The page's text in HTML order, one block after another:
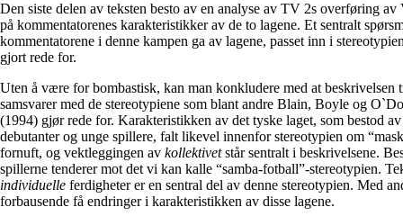
Den siste delen av teksten besto av en analyse av TV 2s overføring
på kommentatorenes karakteristikker av de to lagene. Et sentralt
kommentatorene i denne kampen ga av lagene, passet inn i
gjort rede for.
Uten å være for bombastisk, kan man konkludere med at beskrivelsen
samsvarer med de stereotypiene som blant andre Blain, Boyle og
(1994) gjør rede for. Karakteristikken av det tyske laget, som bestod
debutanter og unge spillere, falt likevel innenfor stereotypien om
fornuft, og vektleggingen av kollektivetstår sentralt i beskrivelsene.
spillerne tenderer mot det vi kan kalle “samba-fotball”-stereotypien.
individuelle ferdigheter er en sentral del av denne stereotypien. Med
forbausende få endringer i karakteristikken av disse lagene.